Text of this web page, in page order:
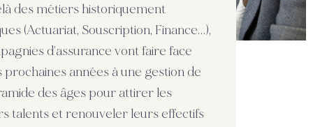
des métiers historiquement
(Actuariat, Souscription, Finance…),
d’assurance vont faire face
prochaines années à une gestion de
des âges pour attirer les
talents et renouveler leurs effectifs